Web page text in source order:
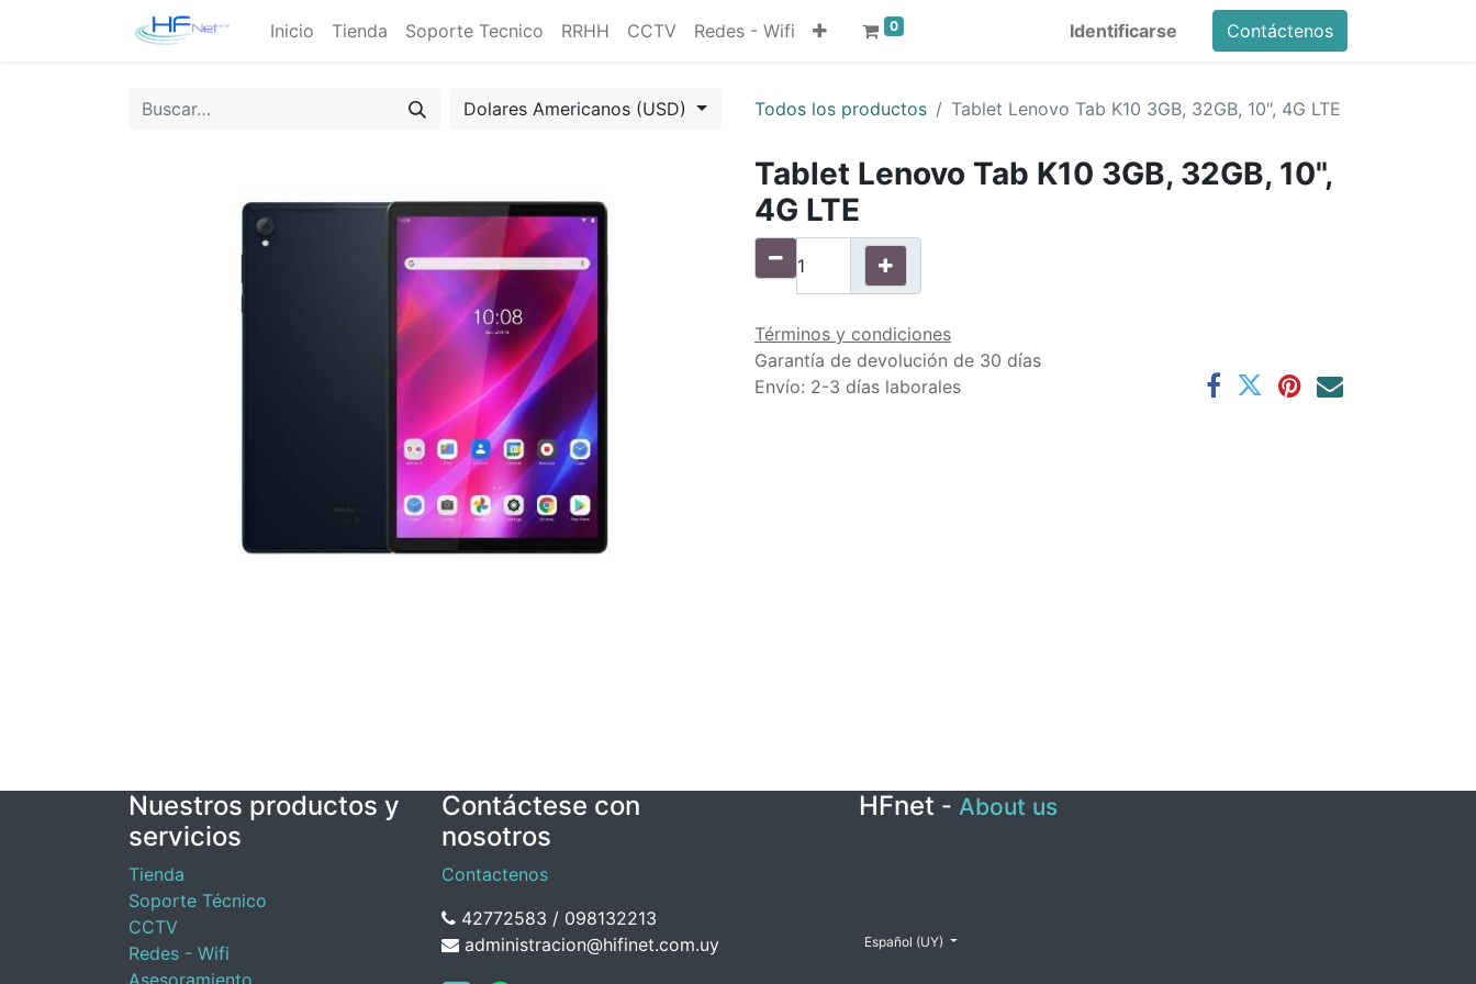
Inicio Tienda Soporte Tecnico RRHH CCTV Redes - Wifi 0 Identificarse Contáctenos
Dolares Americanos (USD) Todos los productos Tablet Lenovo Tab K10 3GB, 32GB, 10", 4G LTE
Tablet Lenovo Tab K10 3GB, 32GB, 10",
4G LTE
Términos y condiciones
Garantía de devolución de 30 días
Envío: 2-3 días laborales
Nuestros productos y
servicios
Tienda
Soporte Técnico
CCTV
Redes - Wifi
Asesoramiento
Contáctese con
nosotros
Contactenos
42772583 / 098132213
administracion@hifinet.com.uy
HFnet - About us
Español (UY)